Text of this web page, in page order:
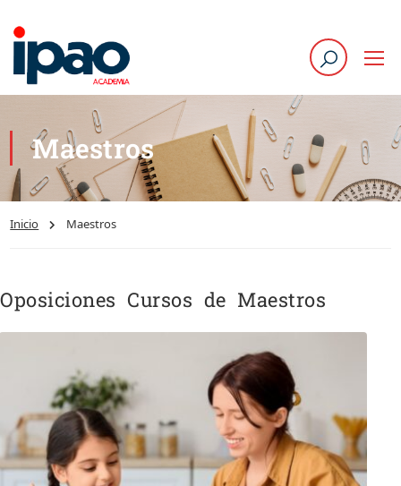
Maestros
Inicio Maestros
Oposiciones Cursos de Maestros